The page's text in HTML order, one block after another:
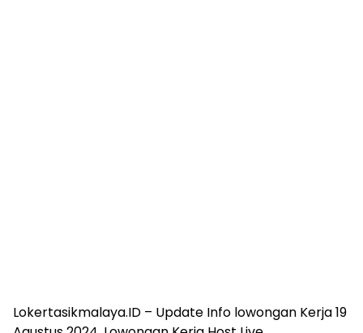
Lokertasikmalaya.ID – Update Info lowongan Kerja 19